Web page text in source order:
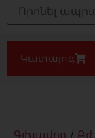
Կատալոգ
Գլխավոր /